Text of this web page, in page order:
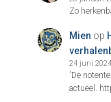
Zo
Mien op
24 juni 2024
'De
actueel.